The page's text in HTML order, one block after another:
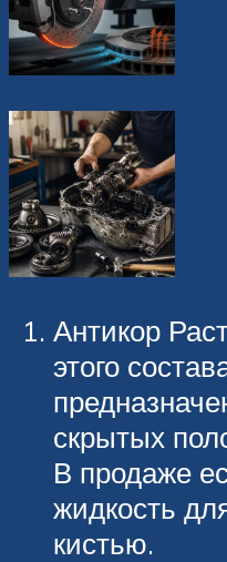
Антикор
этого
скрытых
В продаже
жидкость
кистью.